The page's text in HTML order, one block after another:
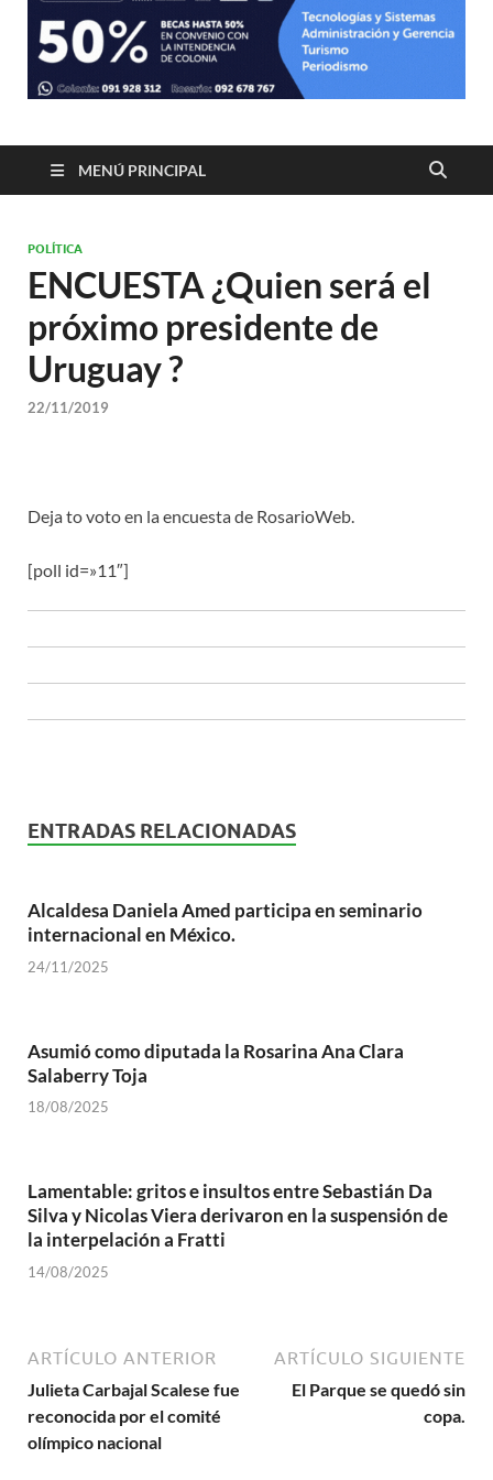
MENÚ PRINCIPAL
POLÍTICA
ENCUESTA ¿Quien será el
próximo presidente de
Uruguay ?
22/11/2019
Deja to voto en la encuesta de RosarioWeb.
[poll id=»11″]
ENTRADAS RELACIONADAS
Alcaldesa Daniela Amed participa en seminario
internacional en México.
24/11/2025
Asumió como diputada la Rosarina Ana Clara
Salaberry Toja
18/08/2025
Lamentable: gritos e insultos entre Sebastián Da
Silva y Nicolas Viera derivaron en la suspensión de
la interpelación a Fratti
14/08/2025
ARTÍCULO ANTERIOR
Julieta Carbajal Scalese fue
reconocida por el comité
olímpico nacional
ARTÍCULO SIGUIENTE
El Parque se quedó sin
copa.